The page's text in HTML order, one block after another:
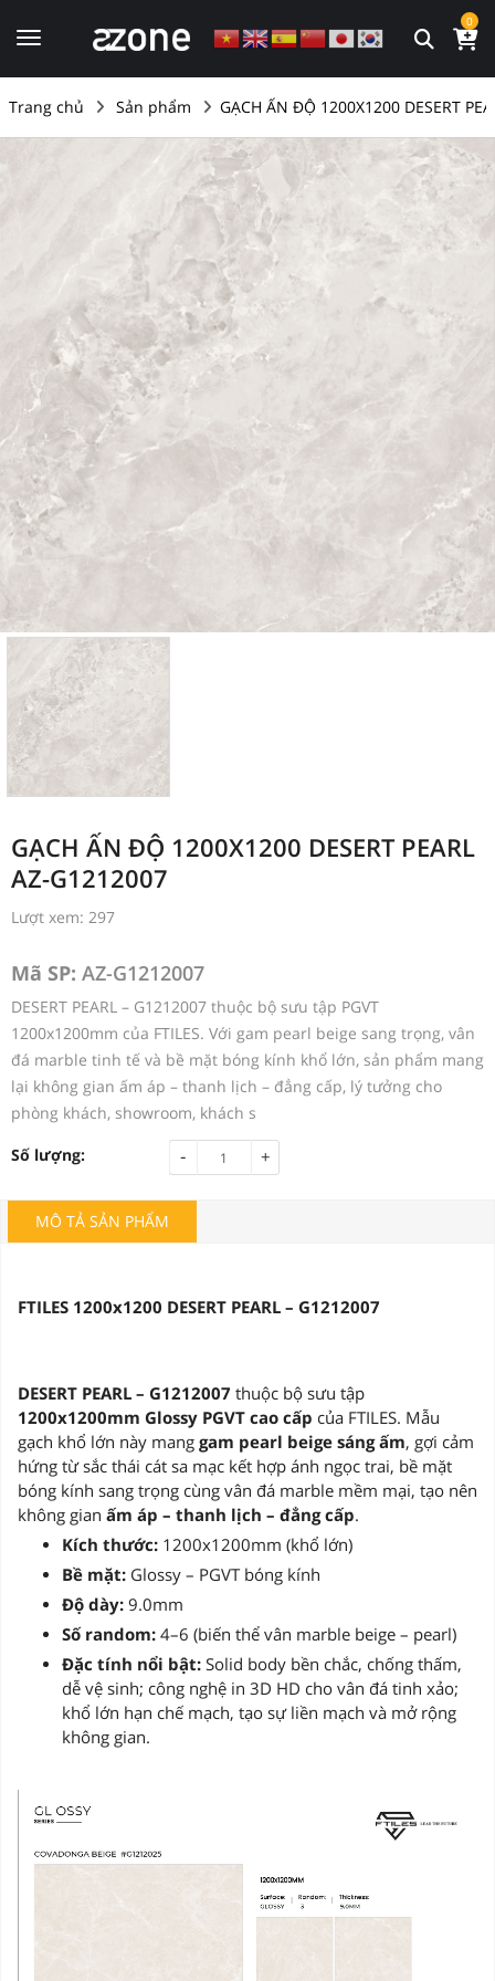
0
Trang chủ Sản phẩm GẠCH ẤN ĐỘ 1200X1200 DESERT
GẠCH ẤN ĐỘ 1200X1200 DESERT PEARL
AZ-G1212007
Lượt xem: 297
Mã SP: AZ-G1212007
DESERT PEARL – G1212007 thuộc bộ sưu tập PGVT
1200x1200mm của FTILES. Với gam pearl beige sang trọng, vân
đá marble tinh tế và bề mặt bóng kính khổ lớn, sản phẩm mang
lại không gian ấm áp – thanh lịch – đẳng cấp, lý tưởng cho
phòng khách, showroom, khách s
Số lượng:
+
-
MÔ TẢ SẢN PHẨM
FTILES 1200x1200 DESERT PEARL – G1212007
DESERT PEARL – G1212007 thuộc bộ sưu tập
1200x1200mm Glossy PGVT cao cấp của FTILES. Mẫu
gạch khổ lớn này mang gam pearl beige sáng ấm, gợi cảm
hứng từ sắc thái cát sa mạc kết hợp ánh ngọc trai, bề mặt
bóng kính sang trọng cùng vân đá marble mềm mại, tạo nên
không gian ấm áp – thanh lịch – đẳng cấp.
Kích thước: 1200x1200mm (khổ lớn)
Bề mặt: Glossy – PGVT bóng kính
Độ dày: 9.0mm
Số random: 4–6 (biến thể vân marble beige – pearl)
Đặc tính nổi bật: Solid body bền chắc, chống thấm,
dễ vệ sinh; công nghệ in 3D HD cho vân đá tinh xảo;
khổ lớn hạn chế mạch, tạo sự liền mạch và mở rộng
không gian.